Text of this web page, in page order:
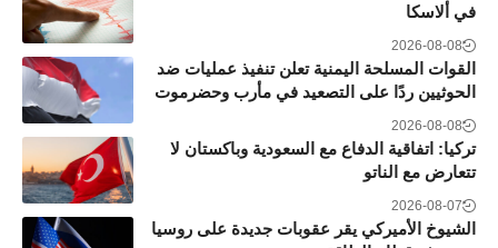
في ألاسكا
2026-08-08
القوات المسلحة اليمنية تعلن تنفيذ عمليات ضد
الحوثيين ردًا على التصعيد في مأرب وحضرموت
2026-08-08
تركيا: اتفاقية الدفاع مع السعودية وباكستان لا
تتعارض مع الناتو
2026-08-07
الشيوخ الأميركي يقر عقوبات جديدة على روسيا